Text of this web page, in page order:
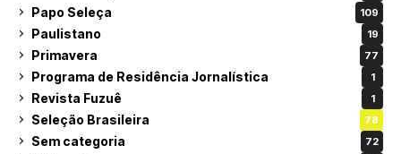
Papo Seleça 109
Paulistano 19
Primavera 77
Programa de Residência Jornalística 1
Revista Fuzuê 1
Seleção Brasileira 78
Sem categoria 72